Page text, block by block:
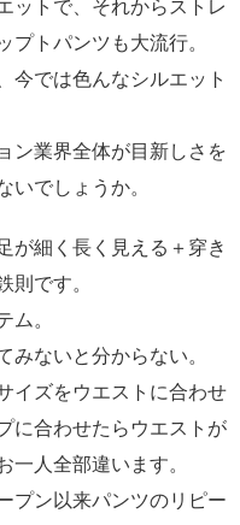
ットで、それからストレ
プトパンツも大流行。
今では色んなシルエット
ン業界全体が目新しさを
いでしょうか。
が細く長く見える＋穿き
則です。
ム。
みないと分からない。
イズをウエストに合わせ
に合わせたらウエストが
一人全部違います。
プン以来パンツのリピー